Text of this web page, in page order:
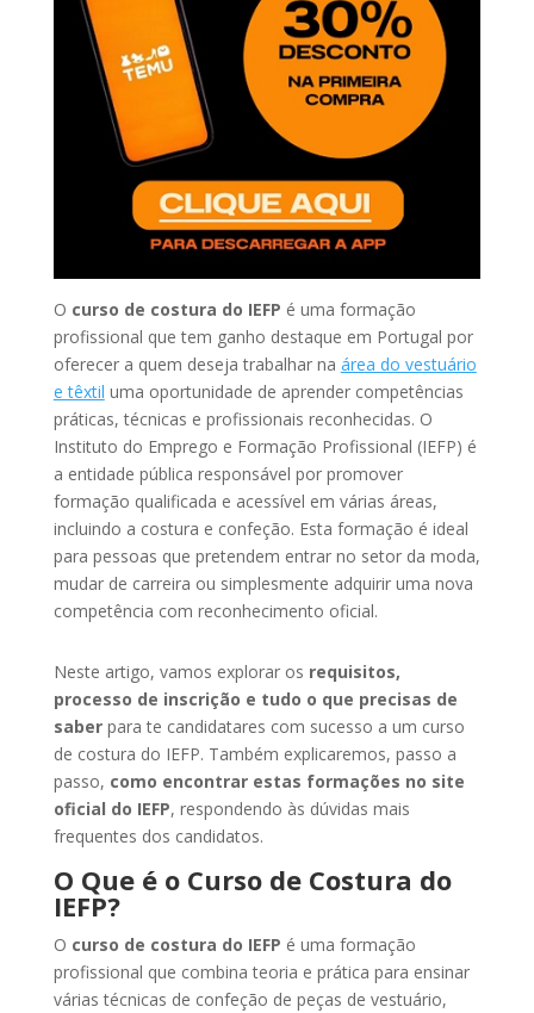
O curso de costura do IEFP é uma formação
profissional que tem ganho destaque em Portugal por
oferecer a quem deseja trabalhar na área do vestuário
e têxtil uma oportunidade de aprender competências
práticas, técnicas e profissionais reconhecidas. O
Instituto do Emprego e Formação Profissional (IEFP) é
a entidade pública responsável por promover
formação qualificada e acessível em várias áreas,
incluindo a costura e confeção. Esta formação é ideal
para pessoas que pretendem entrar no setor da moda,
mudar de carreira ou simplesmente adquirir uma nova
competência com reconhecimento oficial.
Neste artigo, vamos explorar os requisitos,
processo de inscrição e tudo o que precisas de
saberpara te candidatares com sucesso a um curso
de costura do IEFP. Também explicaremos, passo a
passo, como encontrar estas formações no site
oficial do IEFP, respondendo às dúvidas mais
frequentes dos candidatos.
O Que é o Curso de Costura do
IEFP?
O curso de costura do IEFP é uma formação
profissional que combina teoria e prática para ensinar
várias técnicas de confeção de peças de vestuário,